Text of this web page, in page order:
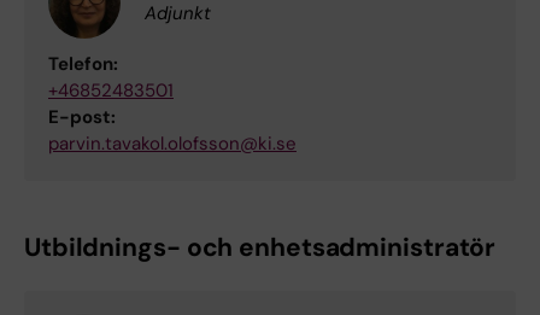
Adjunkt
Telefon:
+46852483501
E-post:
parvin.tavakol.olofsson@ki.se
Utbildnings- och enhetsadministratör